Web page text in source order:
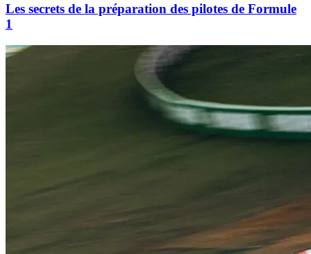
Les secrets de la préparation des pilotes de Formule
1